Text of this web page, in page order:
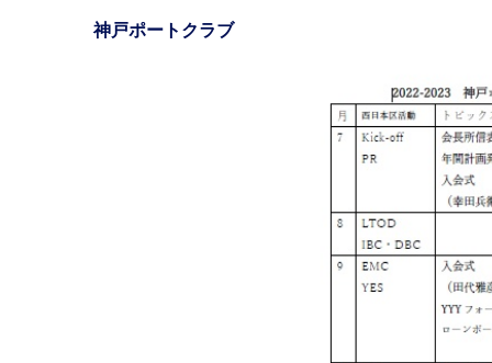
神戸ポートクラブ